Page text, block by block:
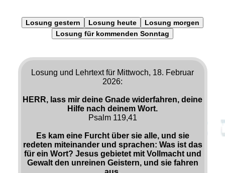
Losung gestern Losung heute
Losung morgen
Losung für kommenden Sonntag
Losung und Lehrtext für Mittwoch, 18. Februar
2026:
HERR, lass mir deine Gnade widerfahren, deine
Hilfe nach deinem Wort.
Psalm 119,41
Es kam eine Furcht über sie alle, und sie
redeten miteinander und sprachen: Was ist das
für ein Wort? Jesus gebietet mit Vollmacht und
Gewalt den unreinen Geistern, und sie fahren